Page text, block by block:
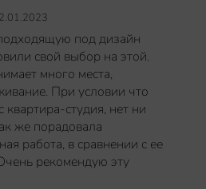
под дизайн
свой выбор на этой.
много места,
При условии что
квартира-студия, нет ни
же порадовала
работа, в сравнении с ее
рекомендую эту